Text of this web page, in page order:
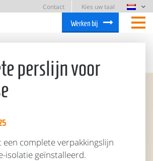
Contact
Kies uw taal
Werken bij
perslijn voor
een complete verpakkingslijn
isolatie geïnstalleerd.